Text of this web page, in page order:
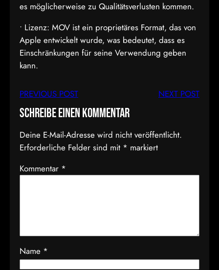
es möglicherweise zu Qualitätsverlusten kommen.
• Lizenz: MOV ist ein proprietäres Format, das von
Apple entwickelt wurde, was bedeutet, dass es
Einschränkungen für seine Verwendung geben
kann.
PREVIOUS POST NEXT POST
Schreibe einen Kommentar
Deine E-Mail-Adresse wird nicht veröffentlicht.
Erforderliche Felder sind mit * markiert
Kommentar *
Name *